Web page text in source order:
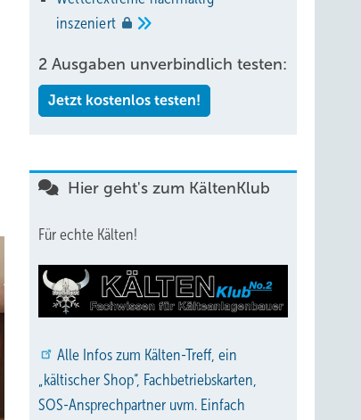
inszeniert
2 Ausgaben unverbindlich testen:
Jetzt kostenlos testen!
Hier geht's zum KältenKlub
Für echte Kälten!
Alle Infos zum Kälten-Treff, ein
„kältischer Shop“, Fachbetriebskarten,
SOS-Ansprechpartner uvm. Einfach